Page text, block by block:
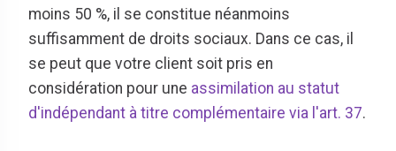
moins 50 %, il se constitue néanmoins
suffisamment de droits sociaux. Dans ce cas, il
se peut que votre client soit pris en
considération pour une assimilation au statut
d'indépendant à titre complémentaire via l'art. 37.